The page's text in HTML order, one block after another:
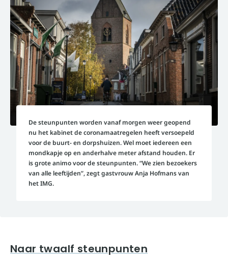
De steunpunten worden vanaf morgen weer geopend
nu het kabinet de coronamaatregelen heeft versoepeld
voor de buurt- en dorpshuizen. Wel moet iedereen een
mondkapje op en anderhalve meter afstand houden. Er
is grote animo voor de steunpunten. “We zien bezoekers
van alle leeftijden”, zegt gastvrouw Anja Hofmans van
het IMG.
Naar twaalf steunpunten